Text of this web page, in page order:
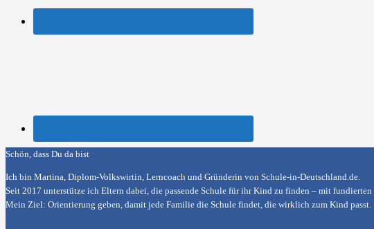
Schön, dass Du da bist
Ich bin Martina, Diplom-Volkswirtin, Lerncoach und Gründerin von Schule-in-Deutschland.de.
Seit 2017 unterstütze ich Eltern dabei, die passende Schule für ihr Kind zu finden – mit
Mein Ziel: Orientierung geben, damit jede Familie die Schule findet, die wirklich zum Kind passt.